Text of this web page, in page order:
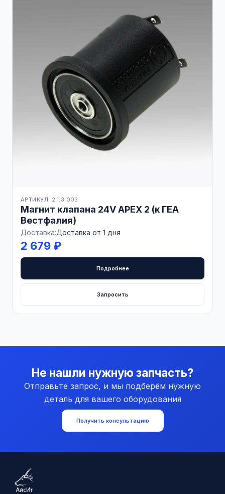
АРТИКУЛ: 2.1.3.003
Магнит клапана 24V APEX 2 (к ГЕА
Вестфалия)
Доставка:Доставка от 1 дня
2 679 ₽
Подробнее
Запросить
Не нашли нужную запчасть?
Отправьте запрос, и мы подберём нужную
деталь для вашего оборудования
Получить консультацию